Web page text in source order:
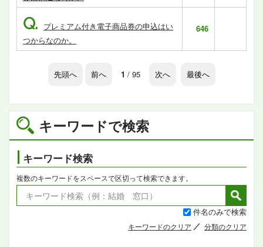
キーワードで検索
キーワード検索
複数のキーワードをスペースで区切って検索できます。
件名のみで検索
キーワードのクリア 分類のクリア
Q. プレミアム付き電子商品券の申込はい
つからなのか。
646
先頭へ 前へ 1 / 95 次へ 最後へ